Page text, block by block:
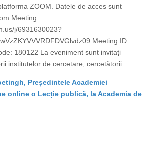
ZOOM. Datele de acces sunt
Meeting
j/6931630023?
Meeting ID:
180122 La eveniment sunt invitați
institutelor de cercetare, cercetătorii...
Președintele Academiei
online o Lecție publică, la Academia de